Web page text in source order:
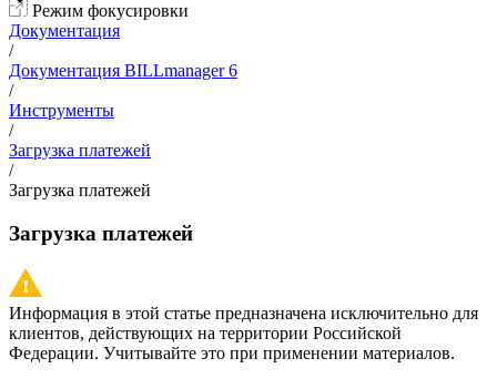
Режим фокусировки
Документация
/
Документация BILLmanager 6
/
Инструменты
/
Загрузка платежей
/
Загрузка платежей
Загрузка платежей
Информация в этой статье предназначена исключительно для
клиентов, действующих на территории Российской
Федерации. Учитывайте это при применении материалов.